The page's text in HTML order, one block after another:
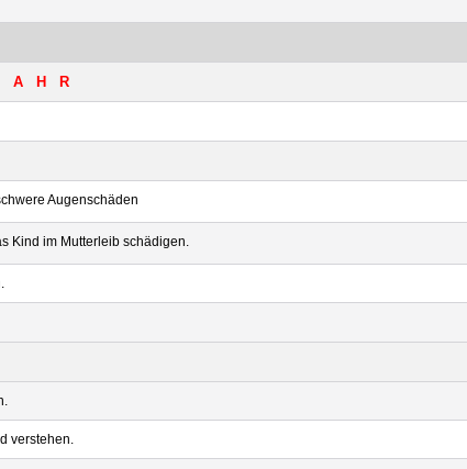
A H R
Augenschäden
Kind im Mutterleib schädigen.
verstehen.